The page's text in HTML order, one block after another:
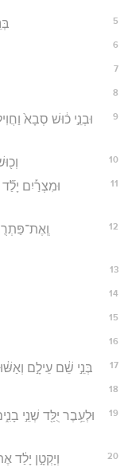
5
6
7
8
9
וּבְנֵ֣י כ֔וּשׁ סְבָא֙
10
11
וּמִצְרַ֡יִם
12
13
14
15
16
17 בְּנֵ֣י שֵׁ֔ם עֵילָ֣ם
18
19
וּלְעֵ֥בֶר יֻלַּ֖ד שְׁנֵ֣י
20 וְיָקְטָ֣ן יָלַ֔ד